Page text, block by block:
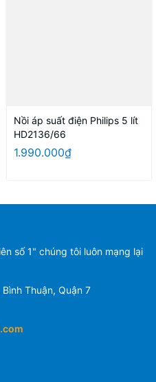
Nồi áp suất điện Philips 5 lít
HD2136/66
1.990.000₫
số 1" chúng tôi luôn mạng lại
Thuận, Quận 7